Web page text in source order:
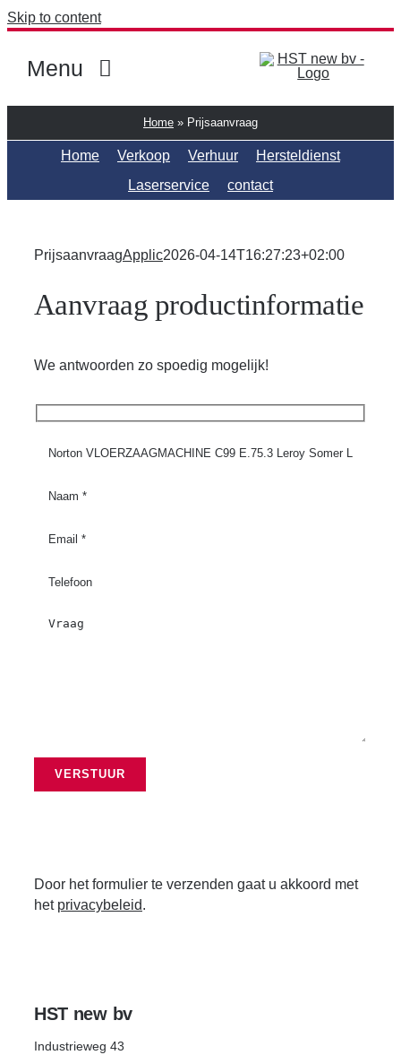
Skip to content
Menu
Boren en breken
Energie en nutsvoorzieningen
Gereedschap
Grondverzet
Meetinstrumenten
Transport en opslag
Verbruiksartikelen
Promo
Home » Prijsaanvraag
Home Verkoop Verhuur
Hersteldienst
Laserservice
contact
PrijsaanvraagApplic2026-04-14T16:27:23+02:00
HST new bv
Industrieweg 43
Aanvraag productinformatie
We antwoorden zo spoedig mogelijk!
Door het formulier te verzenden gaat u akkoord met
het privacybeleid.